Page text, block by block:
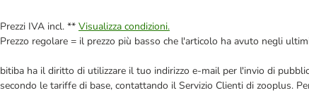
Prezzi IVA incl. ** Visualizza condizioni.
Prezzo regolare = il prezzo più basso che l'articolo ha avuto negli
bitiba ha il diritto di utilizzare il tuo indirizzo e-mail per l'invio di
secondo le tariffe di base, contattando il Servizio Clienti di zooplus.